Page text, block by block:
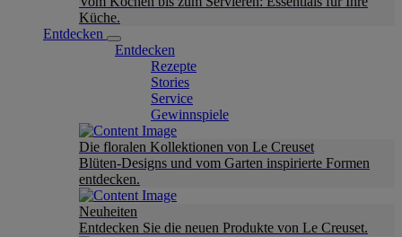
Küche.
Entdecken
Entdecken
Rezepte
Stories
Service
Gewinnspiele
Die floralen Kollektionen von Le Creuset
Blüten-Designs und vom Garten inspirierte Formen
entdecken.
Neuheiten
Entdecken Sie die neuen Produkte von Le Creuset.